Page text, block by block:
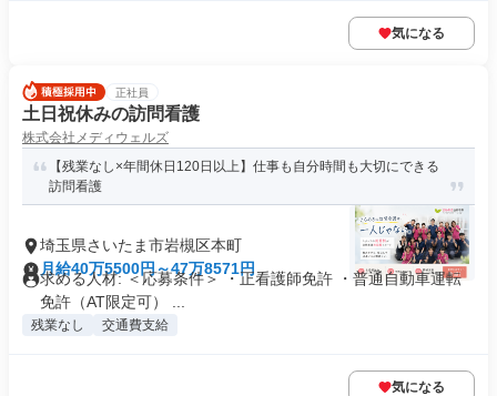
気になる
正社員
土日祝休みの訪問看護
株式会社メディウェルズ
【残業なし×年間休日120日以上】仕事も自分時間も大切にできる
訪問看護
埼玉県さいたま市岩槻区本町
月給40万5500円～47万8571円
求める人材: ＜応募条件＞ ・正看護師免許 ・普通自動車運転
免許（AT限定可） ...
残業なし 交通費支給
気になる